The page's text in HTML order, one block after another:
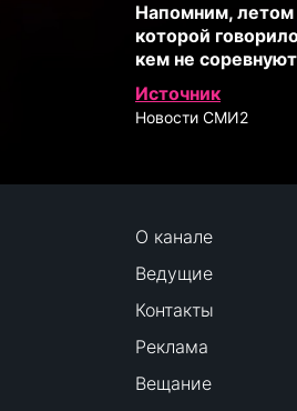
Напомним, летом
которой
кем не
Источник
Новости СМИ2
О канале
Ведущие
Контакты
Реклама
Вещание